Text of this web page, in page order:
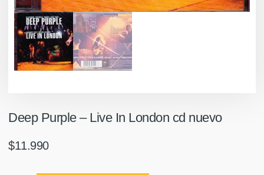
Deep Purple – Live In London cd nuevo
$11.990